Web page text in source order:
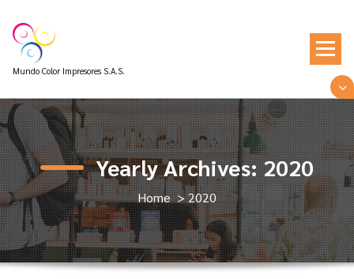
content
Mundo Color Impresores S.A.S.
Yearly Archives: 2020
Home>2020